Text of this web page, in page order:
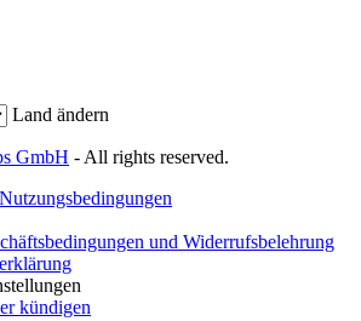
Land ändern
GmbH - All rights reserved.
und Widerrufsbelehrung
kündigen